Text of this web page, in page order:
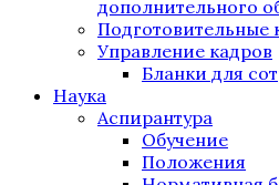
дополнительного
Подготовительные
Управление кадров
Бланки для
Наука
Аспирантура
Обучение
Положения